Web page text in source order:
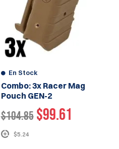
En Stock
Combo: 3x Racer Mag
Pouch GEN-2
$104.85 $99.61
$5.24